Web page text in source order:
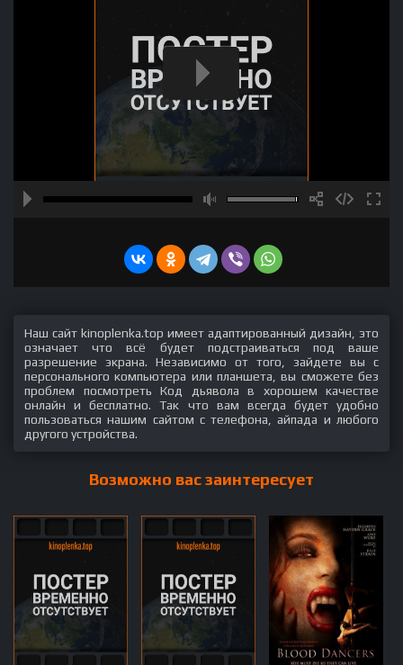
Наш сайт kinoplenka.top имеет адаптированный дизайн, это
означает что всё будет подстраиваться под ваше
разрешение экрана. Независимо от того, зайдете вы с
персонального компьютера или планшета, вы сможете без
проблем посмотреть Код дьявола в хорошем качестве
онлайн и бесплатно. Так что вам всегда будет удобно
пользоваться нашим сайтом с телефона, айпада и любого
другого устройства.
Возможно вас заинтересует